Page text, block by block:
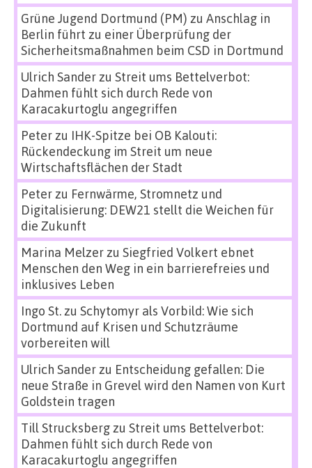
Grüne Jugend Dortmund (PM) zu Anschlag in
Berlin führt zu einer Überprüfung der
Sicherheitsmaßnahmen beim CSD in Dortmund
Ulrich Sanderzu Streit ums Bettelverbot:
Dahmen fühlt sich durch Rede von
Karacakurtoglu angegriffen
Peterzu IHK-Spitze bei OB Kalouti:
Rückendeckung im Streit um neue
Wirtschaftsflächen der Stadt
Peterzu Fernwärme, Stromnetz und
Digitalisierung: DEW21 stellt die Weichen für
die Zukunft
Marina Melzerzu Siegfried Volkert ebnet
Menschen den Weg in ein barrierefreies und
inklusives Leben
Ingo St.zu Schytomyr als Vorbild: Wie sich
Dortmund auf Krisen und Schutzräume
vorbereiten will
Ulrich Sanderzu Entscheidung gefallen: Die
neue Straße in Grevel wird den Namen von Kurt
Goldstein tragen
Till Strucksbergzu Streit ums Bettelverbot:
Dahmen fühlt sich durch Rede von
Karacakurtoglu angegriffen